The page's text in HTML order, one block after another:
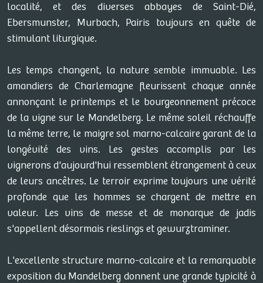
localité, et des diverses abbayes de Saint-Dié,
Ebersmunster, Murbach, Pairis toujours en quête de
stimulant liturgique.
Les temps changent, la nature semble immuable. Les
amandiers de Charlemagne fleurissent chaque année
annonçant le printemps et le bourgeonnement précoce
de la vigne sur le Mandelberg. Le même soleil réchauffe
la même terre, le maigre sol marno-calcaire garant de la
longévité des vins. Les gestes accomplis par les
vignerons d'aujourd'hui ressemblent étrangement à ceux
de leurs ancêtres. Le terroir exprime toujours une vérité
profonde que les hommes se chargent de mettre en
valeur. Les vins de messe et de monarque de jadis
s'appellent désormais rieslings et gewurztraminer.
L'excellente structure marno-calcaire et la remarquable
exposition du Mandelberg donnent une grande typicité à